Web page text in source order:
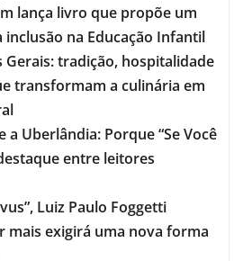
lança livro que propõe um
na Educação Infantil
Gerais: tradição, hospitalidade
transformam a culinária em
a Uberlândia: Porque “Se Você
entre leitores
Luiz Paulo Foggetti
mais exigirá uma nova forma